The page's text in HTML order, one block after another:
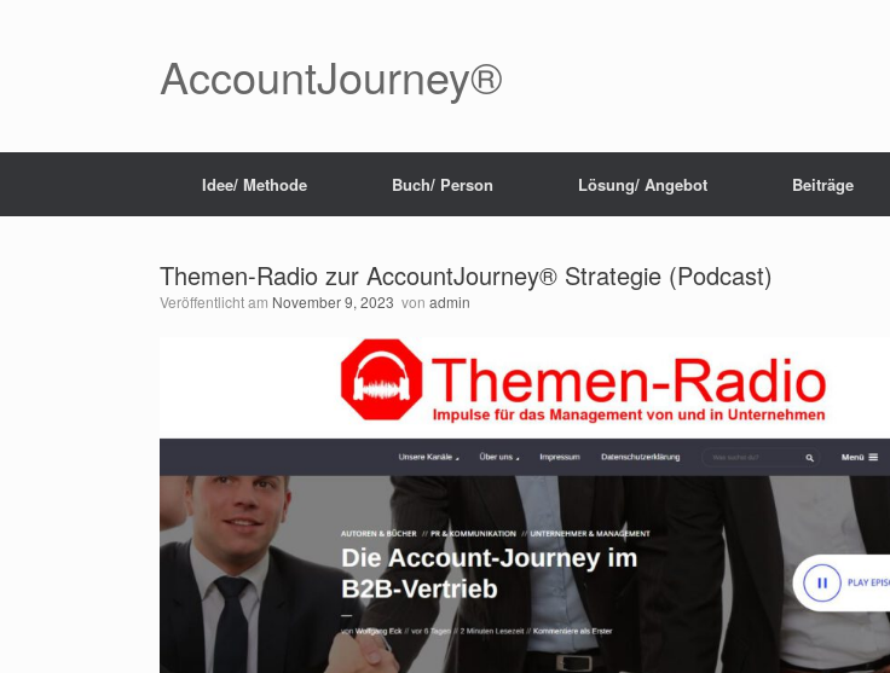
AccountJourney®
Idee/ Methode Buch/ Person Lösung/ Angebot Beiträge
Themen-Radio zur AccountJourney® Strategie (Podcast)
Veröffentlicht am November 9, 2023 von admin